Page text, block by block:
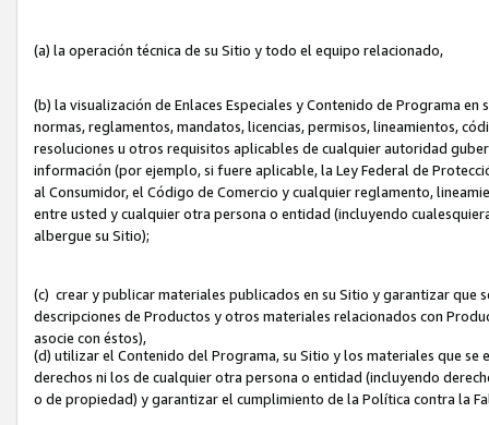
(a) la operación técnica de su Sitio y todo el equipo relacionado,
(b) la visualización de Enlaces Especiales y Contenido de Programa
normas, reglamentos, mandatos, licencias, permisos, lineamientos,
resoluciones u otros requisitos aplicables de cualquier autoridad
información (por ejemplo, si fuere aplicable, la Ley Federal de
al Consumidor, el Código de Comercio y cualquier reglamento,
entre usted y cualquier otra persona o entidad (incluyendo
albergue su Sitio);
(c) crear y publicar materiales publicados en su Sitio y garantizar que
descripciones de Productos y otros materiales relacionados con
asocie con éstos),
(d) utilizar el Contenido del Programa, su Sitio y los materiales que se
derechos ni los de cualquier otra persona o entidad (incluyendo
o de propiedad) y garantizar el cumplimiento de la Política contra la